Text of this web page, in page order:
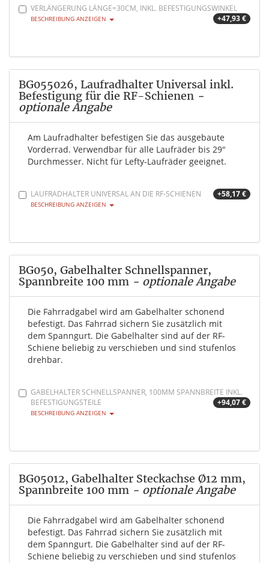
VERLÄNGERUNG LÄNGE=30CM, INKL. BEFESTIGUNGSWINKEL
+47,93 €
BESCHREIBUNG ANZEIGEN
BG055026, Laufradhalter Universal inkl.
Befestigung für die RF-Schienen -
optionale Angabe
Am Laufradhalter befestigen Sie das ausgebaute
Vorderrad. Verwendbar für alle Laufräder bis 29"
Durchmesser. Nicht für Lefty-Laufräder geeignet.
LAUFRADHALTER UNIVERSAL AN DIE RF-SCHIENEN +58,17 €
BESCHREIBUNG ANZEIGEN
BG050, Gabelhalter Schnellspanner,
Spannbreite 100 mm - optionale Angabe
Die Fahrradgabel wird am Gabelhalter schonend
befestigt. Das Fahrrad sichern Sie zusätzlich mit
dem Spanngurt. Die Gabelhalter sind auf der RF-
Schiene beliebig zu verschieben und sind stufenlos
drehbar.
GABELHALTER SCHNELLSPANNER, 100MM SPANNBREITE INKL.
BEFESTIGUNGSTEILE
+94,07 €
BESCHREIBUNG ANZEIGEN
BG05012, Gabelhalter Steckachse Ø12 mm,
Spannbreite 100 mm - optionale Angabe
Die Fahrradgabel wird am Gabelhalter schonend
befestigt. Das Fahrrad sichern Sie zusätzlich mit
dem Spanngurt. Die Gabelhalter sind auf der RF-
Schiene beliebig zu verschieben und sind stufenlos